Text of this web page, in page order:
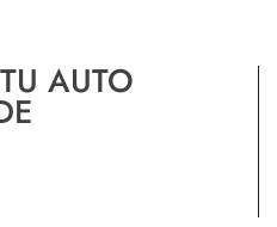
AUTO